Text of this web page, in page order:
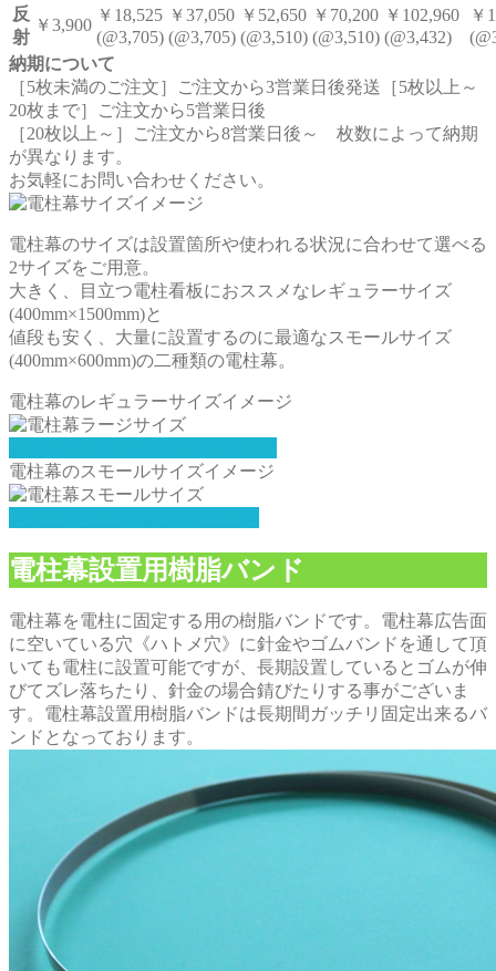
反
射
￥3,900
￥18,525
(@3,705)
￥37,050
(@3,705)
￥52,650
(@3,510)
￥70,200
(@3,510)
￥102,960
(@3,432)
￥
納期について
［5枚未満のご注文］ご注文から3営業日後発送［5枚以上～
20枚まで］ご注文から5営業日後
［20枚以上～］ご注文から8営業日後～ 枚数によって納期
が異なります。
お気軽にお問い合わせください。
電柱幕のサイズは設置箇所や使われる状況に合わせて選べる
2サイズをご用意。
大きく、目立つ電柱看板におススメなレギュラーサイズ
(400mm×1500mm)と
値段も安く、大量に設置するのに最適なスモールサイズ
(400mm×600mm)の二種類の電柱幕。
電柱幕のレギュラーサイズイメージ
電柱幕のスモールサイズイメージ
電柱幕設置用樹脂バンド
電柱幕を電柱に固定する用の樹脂バンドです。電柱幕広告面
に空いている穴《ハトメ穴》に針金やゴムバンドを通して頂
いても電柱に設置可能ですが、長期設置しているとゴムが伸
びてズレ落ちたり、針金の場合錆びたりする事がございま
す。電柱幕設置用樹脂バンドは長期間ガッチリ固定出来るバ
ンドとなっております。